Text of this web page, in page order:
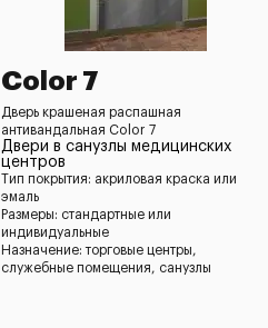
Color 7
Дверь крашеная распашная
антивандальная Color 7
Двери в санузлы медицинских
центров
Тип покрытия: акриловая краска или
эмаль
Размеры: стандартные или
индивидуальные
Назначение: торговые центры,
служебные помещения, санузлы